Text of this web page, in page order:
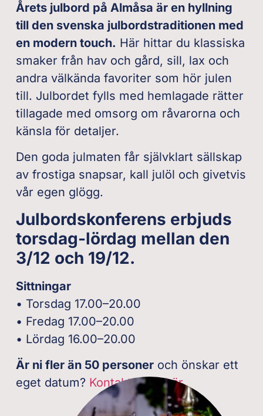
Årets julbord på Almåsa är en hyllning
till den svenska julbordstraditionen med
en modern touch. Här hittar du klassiska
smaker från hav och gård, sill, lax och
andra välkända favoriter som hör julen
till. Julbordet fylls med hemlagade rätter
tillagade med omsorg om råvarorna och
känsla för detaljer.
Den goda julmaten får självklart sällskap
av frostiga snapsar, kall julöl och givetvis
vår egen glögg.
Julbordskonferens erbjuds
torsdag-lördag mellan den
3/12 och 19/12.
Sittningar
• Torsdag 17.00–20.00
• Fredag 17.00–20.00
• Lördag 16.00–20.00
Är ni fler än 50 personer och önskar ett
eget datum? Kontakta oss här.